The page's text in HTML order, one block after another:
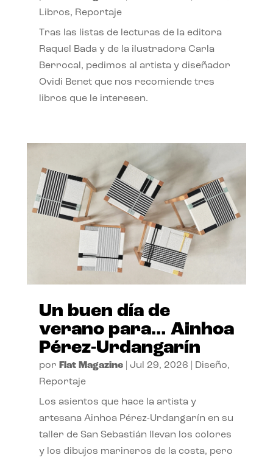
Libros, Reportaje
Tras las listas de lecturas de la editora
Raquel Bada y de la ilustradora Carla
Berrocal, pedimos al artista y diseñador
Ovidi Benet que nos recomiende tres
libros que le interesen.
Un buen día de
verano para… Ainhoa
Pérez-Urdangarín
por Flat Magazine| Jul 29, 2026 Diseño,
Reportaje
Los asientos que hace la artista y
artesana Ainhoa Pérez-Urdangarín en su
taller de San Sebastián llevan los colores
y los dibujos marineros de la costa, pero